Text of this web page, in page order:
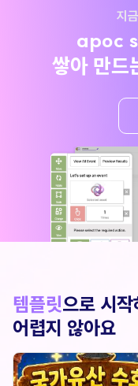
지
apoc
쌓아 만드
템플릿으로 시작
어렵지 않아요